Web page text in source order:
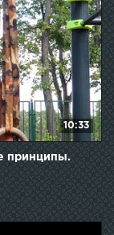
10:33
принципы.